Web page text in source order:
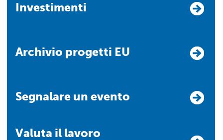
Investimenti
Archivio progetti EU
Segnalare un evento
Valuta il lavoro